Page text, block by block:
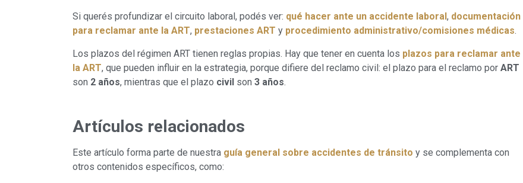
Si querés profundizar el circuito laboral, podés ver: qué hacer ante un accidente laboral , documentación
para reclamar ante la ART, prestaciones ART y procedimiento administrativo/comisiones médicas.
Los plazos del régimen ART tienen reglas propias. Hay que tener en cuenta los plazos para reclamar ante
la ART, que pueden influir en la estrategia, porque difiere del reclamo civil: el plazo para el reclamo por ART
son 2 años, mientras que el plazo civil son 3 años.
Artículos relacionados
Este artículo forma parte de nuestra guía general sobre accidentes de tránsito y se complementa con
otros contenidos específicos, como: